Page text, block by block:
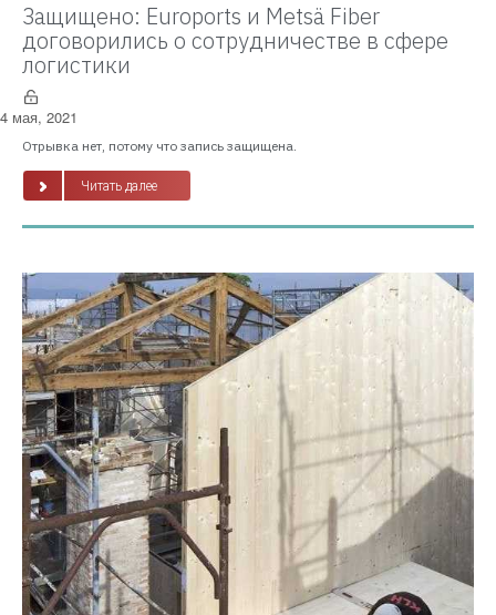
Защищено: Euroports и Metsä Fiber
договорились о сотрудничестве в сфере
логистики
4 мая, 2021
Отрывка нет, потому что запись защищена.
Читать далее